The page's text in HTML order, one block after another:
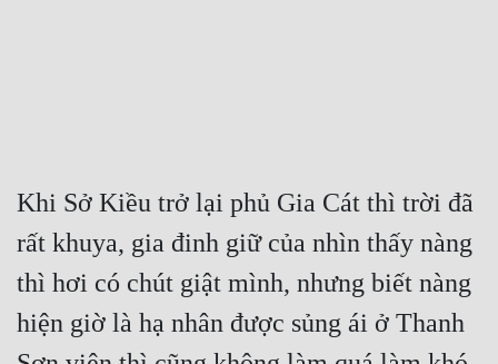
Xa Lộ Dịch
Cung Đấu
Cạnh Kỹ
Khi Sở Kiều trở lại phủ Gia Cát thì trời đã
rất khuya, gia đinh giữ của nhìn thấy nàng
thì hơi có chút giật mình, nhưng biết nàng
hiện giờ là hạ nhân được sủng ái ở Thanh